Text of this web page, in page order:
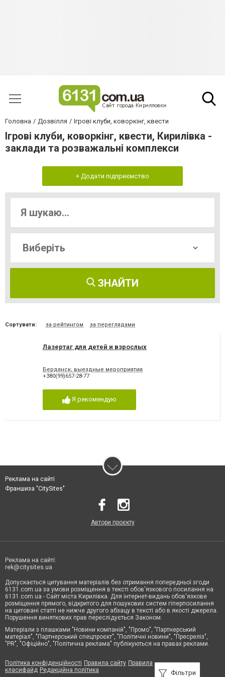
Головна Дозвілля Ігрові клуби, коворкінг, квести
Ігрові клуби, коворкінг, квести, Кирилівка -
заклади та розважальні комплекси
+ Додати підприємство
ЗНАЙТИ
Сортувати: за рейтингом за переглядами
Лазертаг для детей и взрослых
Бердянск, выездные мероприятия
+380(99)657-28-77
Я рекомендую
Фільтри
Реклама на сайті
Франшиза "CitySites"
Автори проєкту
Реклама на сайті:
rek@citysites.ua
Допускається цитування матеріалів без отримання попередньої згоди
6131.com.ua за умови розміщення в тексті обов'язкового посилання на
6131.com.ua - Сайт міста Кирилівка. Для інтернет-видань обов'язкове
розміщення прямого, відкритого для пошукових систем гіперпосилання
на цитовані статті не нижче другого абзацу в тексті або в якості джерела.
Порушення виняткових прав переслідується Законом.
Матеріали з плашками "Новини компаній", "Промо", "Партнерський
матеріал", "Партнерський спецпроєкт", "Політичні новини", "Пресреліз",
"PR", "Офіційно", "Політична реклама" публікуються на правах реклами.
Політика конфіденційності Правила сайту Правила
класифайд Редакційна політика